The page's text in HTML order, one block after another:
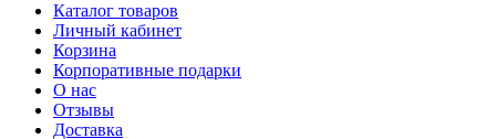
Каталог товаров
Личный кабинет
Корзина
Корпоративные подарки
О нас
Отзывы
Доставка